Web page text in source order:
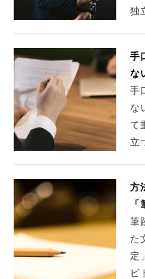
独
手
な
手
な
て
立
方
筆
た
定
ビ